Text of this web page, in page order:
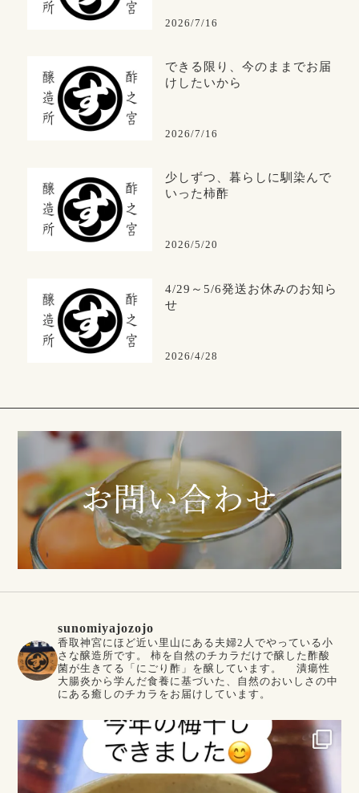
2026/7/16
できる限り、今のままでお届
けしたいから
2026/7/16
少しずつ、暮らしに馴染んで
いった柿酢
2026/5/20
4/29～5/6発送お休みのお知ら
せ
2026/4/28
sunomiyajozojo
香取神宮にほど近い里山にある夫婦2人でやっている小
さな醸造所です。
柿を自然のチカラだけで醸した酢酸
菌が生きてる「にごり酢」を醸しています。
潰瘍性
大腸炎から学んだ食養に基づいた、自然のおいしさの中
にある癒しのチカラをお届けしています。